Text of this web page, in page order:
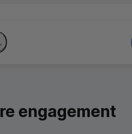
sur le site
engagement